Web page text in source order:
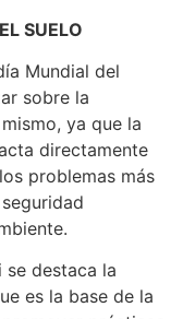
SUELO
Mundial del
sobre la
ya que la
directamente
problemas más
se destaca la
es la base de la